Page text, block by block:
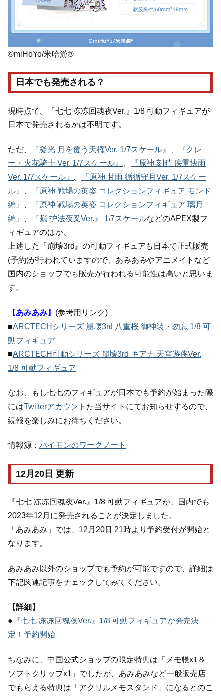
©miHoYo/米哈游®
日本でも発売される？
現時点で、『七七 冻冻回魂夜Ver.』1/8 可動フィギュアが
日本で発売されるかは不明です。
ただ、 『凝光 月を覆う天権Ver. 1/7スケール』
『クレ
ー・火花騎士 Ver. 1/7スケール』
『原神 刻晴 疾雷快雨
Ver. 1/7スケール』
『原神 甘雨 循循守月Ver. 1/7スケー
ル』
『原神 戦場の英姿 コレクションフィギュア モンド
編』
『原神 戦場の英姿 コレクションフィギュア 璃月
編』
『魈 护法夜叉Ver.』 1/7スケールなどのAPEX製フ
ィギュアのほか、
上述した『崩壊3rd』の可動フィギュアも日本で正式販売
(予約)が行われていますので、あみあみやアニメイトなど
国内のショップでも販売が行われる可能性は高いと思いま
す。
【あみあみ】 (参考用リンク)
■ARCTECHシリーズ 崩壊3rd 八重桜 御神装・勿忘 1/8 可
動フィギュア
■ARCTECH可動シリーズ 崩壊3rd キアナ 天穹遊侠Ver.
1/8 可動フィギュア
なお、もし七七のフィギュアが日本でも予約が始まった際
にはTwitterアカウント た当サイトにてお知らせするので、
続報を楽しみにお待ちください。
情報源： パイモンのワークノート
12月20日 更新
『七七 冻冻回魂夜Ver.』1/8 可動フィギュアが、国内でも
2023年12月に発売されることが決定しました。
「あみあみ」では、12月20日 21時より予約受付が開始と
なります。
あみあみ以外のショップでも予約が可能ですので、詳細は
下記関連記事をチェックしてみてください。
【詳細】
● 『七七 冻冻回魂夜Ver.』1/8 可動フィギュアが発売決
定！予約開始
ちなみに、中国公式ショップの限定特典は「メモ帳x1＆
ソフトクリップx1」でしたが、あみあみなど一般販売店
でもらえる特典は「アクリルメモスタンド」になるとのこ